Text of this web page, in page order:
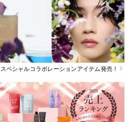
ペシャルコラボレーションアイテム発売！